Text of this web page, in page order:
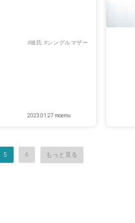
#彼氏 #シングルマザー
2023.01.27 moemu
5 6 もっと見る